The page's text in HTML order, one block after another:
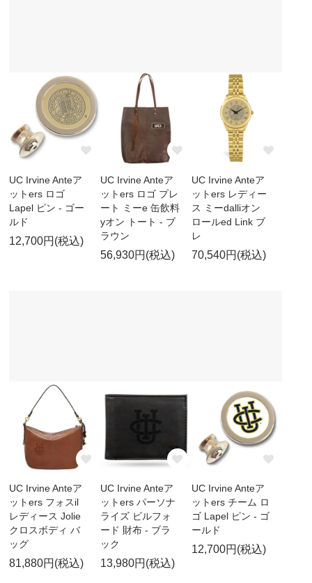
UC Irvine Anteア
ットers ロゴ
Lapel ピン - ゴー
ルド
12,700円(税込)
UC Irvine Anteア
ットers ロゴ プレ
ート ミーe 缶飲料
yオン トート - ブ
ラウン
56,930円(税込)
UC Irvine Anteア
ットers レディー
ス ミーdalliオン
ロールed Link ブ
レ
70,540円(税込)
UC Irvine Anteア
ットers フォスil
レディース Jolie
クロスボディ バ
ッグ
81,880円(税込)
UC Irvine Anteア
ットers パーソナ
ライズ ビルフォ
ード 財布 - ブラ
ック
13,980円(税込)
UC Irvine Anteア
ットers チーム ロ
ゴ Lapel ピン - ゴ
ールド
12,700円(税込)